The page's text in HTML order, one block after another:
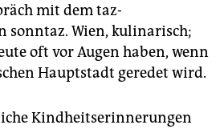
mit dem taz-
sonntaz. Wien, kulinarisch;
oft vor Augen haben, wenn
Hauptstadt geredet wird.
Kindheitserinnerungen